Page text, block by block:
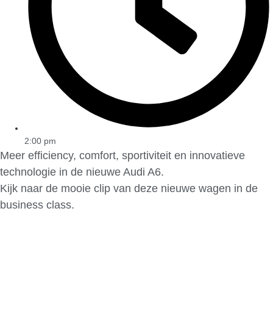
2:00 pm
Meer efficiency, comfort, sportiviteit en innovatieve
technologie in de nieuwe Audi A6.
Kijk naar de mooie clip van deze nieuwe wagen in de
business class.